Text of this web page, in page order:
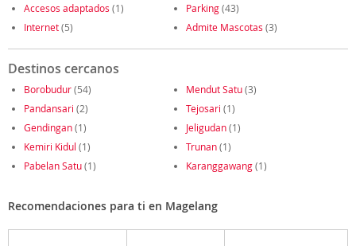
Accesos adaptados (1) Parking(43)
Internet(5) Admite Mascotas (3)
Destinos cercanos
Borobudur(54) Mendut Satu(3)
Pandansari (2) Tejosari (1)
Gendingan(1) Jeligudan(1)
Kemiri Kidul (1) Trunan(1)
Pabelan Satu(1) Karanggawang(1)
Recomendaciones para ti en Magelang